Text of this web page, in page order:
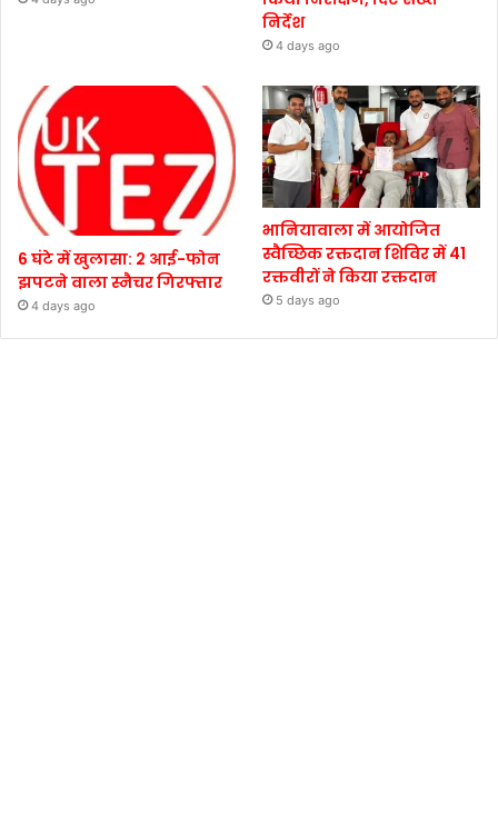
निर्देश
4 days ago
6 घंटे में खुलासा: 2 आई-फोन
झपटने वाला स्नैचर गिरफ्तार
4 days ago
भानियावाला में आयोजित
स्वैच्छिक रक्तदान शिविर में 41
रक्तवीरों ने किया रक्तदान
5 days ago